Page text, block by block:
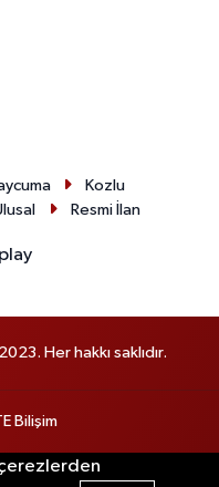
Kozlu
Resmi İlan
Her hakkı saklıdır.
Bilişim